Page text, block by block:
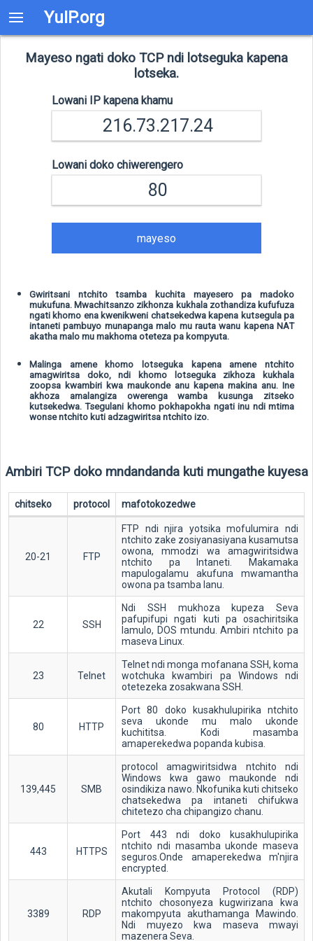
YuIP.org
Mayeso ngati doko TCP ndi lotseguka kapena
lotseka.
Lowani IP kapena khamu
Lowani doko chiwerengero
mayeso
Gwiritsani ntchito tsamba kuchita mayesero pa madoko
mukufuna. Mwachitsanzo zikhonza kukhala zothandiza kufufuza
ngati khomo ena kwenikweni chatsekedwa kapena kutsegula pa
intaneti pambuyo munapanga malo mu rauta wanu kapena NAT
akatha malo mu makhoma oteteza pa kompyuta.
Malinga amene khomo lotseguka kapena amene ntchito
amagwiritsa doko, ndi khomo lotseguka zikhoza kukhala
zoopsa kwambiri kwa maukonde anu kapena makina anu. Ine
akhoza amalangiza owerenga wamba kusunga zitseko
kutsekedwa. Tsegulani khomo pokhapokha ngati inu ndi mtima
wonse ntchito kuti adzagwiritsa ntchito izo.
Ambiri TCP doko mndandanda kuti mungathe kuyesa
chitseko protocol mafotokozedwe
20-21 FTP
FTP ndi njira yotsika mofulumira ndi
ntchito zake zosiyanasiyana kusamutsa
owona, mmodzi wa amagwiritsidwa
ntchito pa Intaneti. Makamaka
mapulogalamu akufuna mwamantha
owona pa tsamba lanu.
22 SSH
Ndi SSH mukhoza kupeza Seva
pafupifupi ngati kuti pa osachiritsika
lamulo, DOS mtundu. Ambiri ntchito pa
maseva Linux.
23 Telnet
Telnet ndi monga mofanana SSH, koma
wotchuka kwambiri pa Windows ndi
otetezeka zosakwana SSH.
80 HTTP
Port 80 doko kusakhulupirika ntchito
seva ukonde mu malo ukonde
kuchititsa. Kodi masamba
amaperekedwa popanda kubisa.
139,445 SMB
protocol amagwiritsidwa ntchito ndi
Windows kwa gawo maukonde ndi
osindikiza nawo. Nkofunika kuti chitseko
chatsekedwa pa intaneti chifukwa
chitetezo cha chipangizo chanu.
443 HTTPS
Port 443 ndi doko kusakhulupirika
ntchito ndi masamba ukonde maseva
seguros.Onde amaperekedwa m'njira
encrypted.
3389 RDP
Akutali Kompyuta Protocol (RDP)
ntchito chosonyeza kugwirizana kwa
makompyuta akuthamanga Mawindo.
Ndi muyezo kwa maseva mwayi
mazenera Seva.